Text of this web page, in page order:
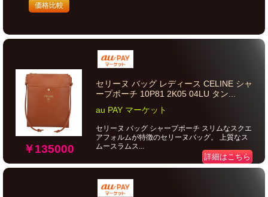
価格比較
￥135000
セリーヌ バッグ レディース CELINE シャ
ープポーチ 10P81 2K05 04LU タン...
au PAY マーケット
セリーヌ バッグ シャープポーチ スリムなスクエ
アフォルムが特徴のセリーヌバッグ。 上質なス
ムースラムス...
詳細はこちら